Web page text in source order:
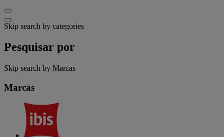
Skip search by categories
Pesquisar por
Skip search by Marcas
Marcas